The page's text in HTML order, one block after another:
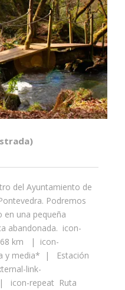
del Ayuntamiento de
Podremos
en una pequeña
abandonada. icon-
km | icon-
y media* | Estación
link-
| icon-repeat Ruta